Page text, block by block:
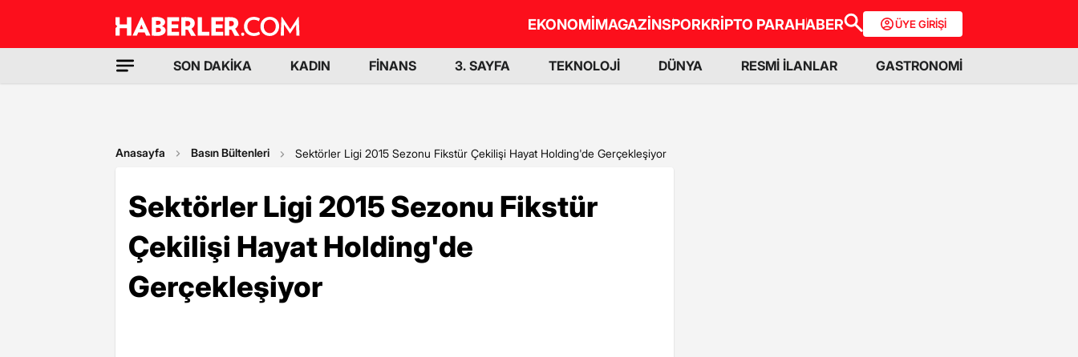
EKONOMİMAGAZİNSPORKRİPTO PARAHABER ÜYE GİRİŞİ
SON DAKİKA KADIN FİNANS 3. SAYFA TEKNOLOJİ DÜNYA RESMİ İLANLAR GASTRONOMİ
Anasayfa Basın Bültenleri Sektörler Ligi 2015 Sezonu Fikstür Çekilişi Hayat Holding'de Gerçekleşiyor
Sektörler Ligi 2015 Sezonu Fikstür
Çekilişi Hayat Holding'de
Gerçekleşiyor